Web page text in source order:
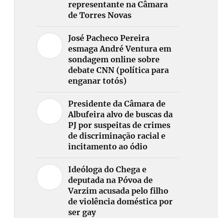
representante na Câmara
de Torres Novas
José Pacheco Pereira
esmaga André Ventura em
sondagem online sobre
debate CNN (política para
enganar totós)
Presidente da Câmara de
Albufeira alvo de buscas da
PJ por suspeitas de crimes
de discriminação racial e
incitamento ao ódio
Ideóloga do Chega e
deputada na Póvoa de
Varzim acusada pelo filho
de violência doméstica por
ser gay